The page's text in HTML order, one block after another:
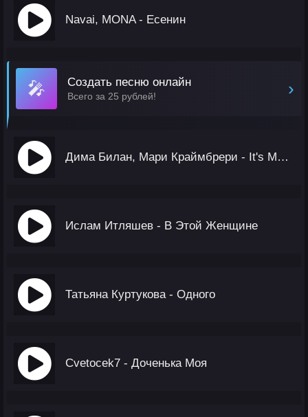
Navai, MONA - Есенин
🎤 Создать песню онлайн
Всего за 25 рублей! ›
Дима Билан, Мари Краймбрери - It's My Life
Ислам Итляшев - В Этой Женщине
Татьяна Куртукова - Одного
Cvetocek7 - Доченька Моя